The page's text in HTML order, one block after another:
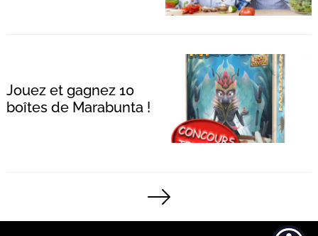
Jouez et gagnez 10
boîtes de Marabunta !
publications